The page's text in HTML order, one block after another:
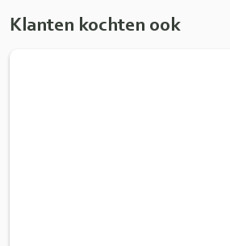
Klanten kochten ook